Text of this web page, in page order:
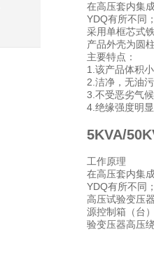
在高压套内集
YDQ有所不同
采用单框芯式
产品外壳为圆
主要特点：
1.该产品体积
2.洁净，无油
3.不受恶劣气
4.绝缘强度明
5KVA/
工作原理
在高压套内集
YDQ有所不同
高压试验变压
源控制箱（台
验变压器高压